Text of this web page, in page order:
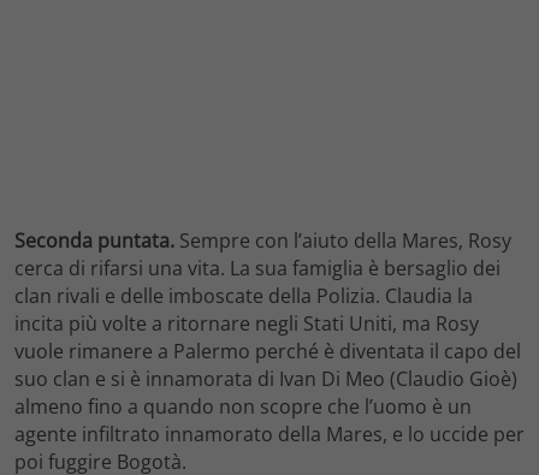
Seconda puntata. Sempre con l’aiuto della Mares, Rosy
cerca di rifarsi una vita. La sua famiglia è bersaglio dei
clan rivali e delle imboscate della Polizia. Claudia la
incita più volte a ritornare negli Stati Uniti, ma Rosy
vuole rimanere a Palermo perché è diventata il capo del
suo clan e si è innamorata di Ivan Di Meo (Claudio Gioè)
almeno fino a quando non scopre che l’uomo è un
agente infiltrato innamorato della Mares, e lo uccide per
poi fuggire Bogotà.